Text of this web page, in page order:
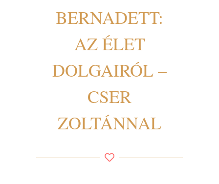
BERNADETT:
AZ ÉLET
DOLGAIRÓL –
CSER
ZOLTÁNNAL